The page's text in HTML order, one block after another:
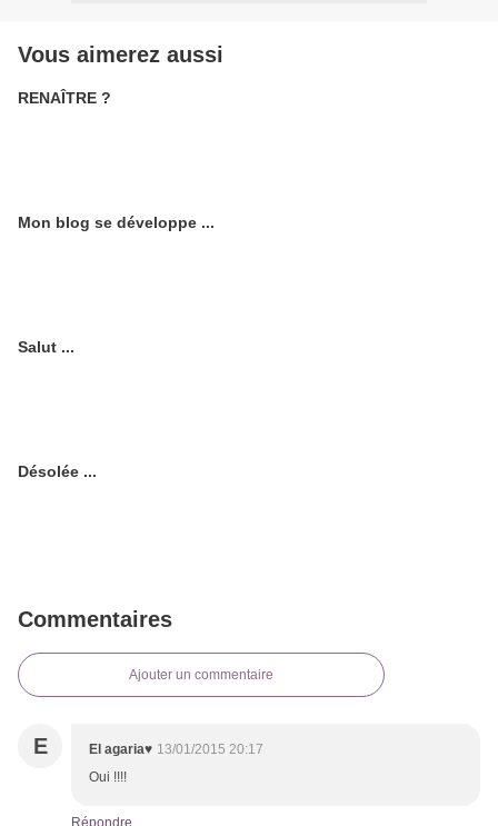
Vous aimerez aussi
RENAÎTRE ?
Mon blog se développe ...
Salut ...
Désolée ...
Commentaires
Ajouter un commentaire
E El agaria♥ 13/01/2015 20:17
Oui !!!!
Répondre